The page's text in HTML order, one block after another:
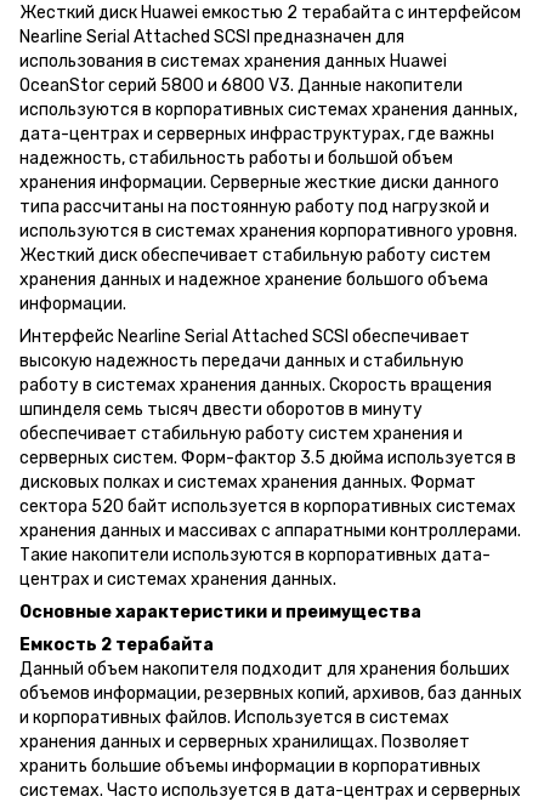
Жесткий диск Huawei емкостью 2 терабайта с интерфейсом
Nearline Serial Attached SCSI предназначен для
использования в системах хранения данных Huawei
OceanStor серий 5800 и 6800 V3. Данные накопители
используются в корпоративных системах хранения данных,
дата-центрах и серверных инфраструктурах, где важны
надежность, стабильность работы и большой объем
хранения информации. Серверные жесткие диски данного
типа рассчитаны на постоянную работу под нагрузкой и
используются в системах хранения корпоративного уровня.
Жесткий диск обеспечивает стабильную работу систем
хранения данных и надежное хранение большого объема
информации.
Интерфейс Nearline Serial Attached SCSI обеспечивает
высокую надежность передачи данных и стабильную
работу в системах хранения данных. Скорость вращения
шпинделя семь тысяч двести оборотов в минуту
обеспечивает стабильную работу систем хранения и
серверных систем. Форм-фактор 3.5 дюйма используется в
дисковых полках и системах хранения данных. Формат
сектора 520 байт используется в корпоративных системах
хранения данных и массивах с аппаратными контроллерами.
Такие накопители используются в корпоративных дата-
центрах и системах хранения данных.
Основные характеристики и преимущества
Емкость 2 терабайта
Данный объем накопителя подходит для хранения больших
объемов информации, резервных копий, архивов, баз данных
и корпоративных файлов. Используется в системах
хранения данных и серверных хранилищах. Позволяет
хранить большие объемы информации в корпоративных
системах. Часто используется в дата-центрах и серверных